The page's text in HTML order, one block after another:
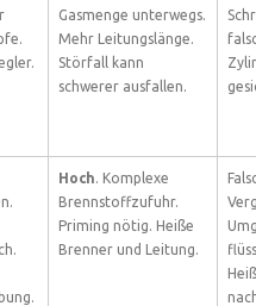
Gasmenge unterwegs.
Mehr Leitungslänge.
Störfall kann
schwerer ausfallen.
Hoch. Komplexe
Brennstoffzufuhr.
Priming nötig. Heiße
Brenner und Leitung.